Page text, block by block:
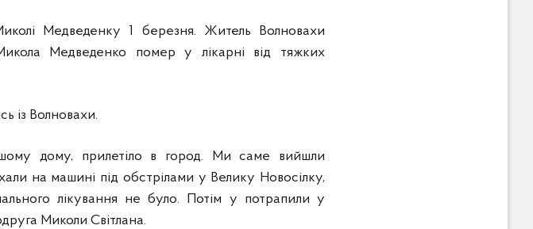
Медведенку 1 березня. Житель Волновахи
Медведенко помер у лікарні від тяжких
із Волновахи.
дому, прилетіло в город. Ми саме вийшли
на машині під обстрілами у Велику Новосілку,
лікування не було. Потім у потрапили у
Миколи Світлана.